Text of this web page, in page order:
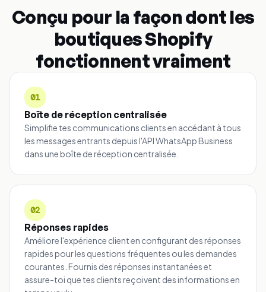
Conçu pour la façon dont les
boutiques Shopify
fonctionnent vraiment
01
Boîte de réception centralisée
Simplifie tes communications clients en accédant à tous
les messages entrants depuis l'API WhatsApp Business
dans une boîte de réception centralisée.
02
Réponses rapides
Améliore l'expérience client en configurant des réponses
rapides pour les questions fréquentes ou les demandes
courantes. Fournis des réponses instantanées et
assure-toi que tes clients reçoivent des informations en